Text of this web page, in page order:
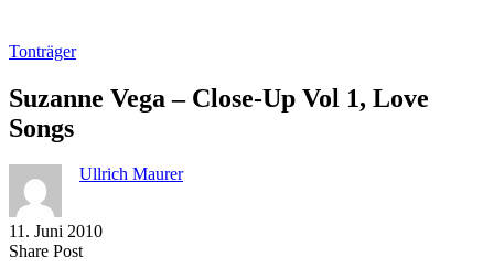
Tonträger
Suzanne Vega – Close-Up Vol 1, Love
Songs
Ullrich Maurer
11. Juni 2010
Share PostShare
Copy
Send